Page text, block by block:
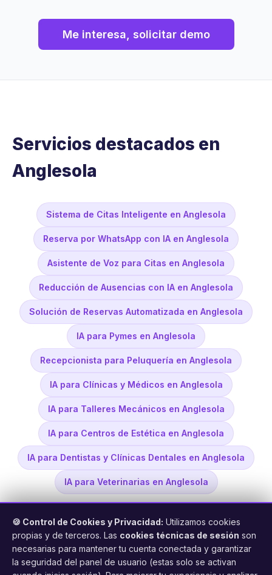
Me interesa, solicitar demo
Servicios destacados en
Anglesola
Sistema de Citas Inteligente en Anglesola
Reserva por WhatsApp con IA en Anglesola
Asistente de Voz para Citas en Anglesola
Reducción de Ausencias con IA en Anglesola
Solución de Reservas Automatizada en Anglesola
IA para Pymes en Anglesola
Recepcionista para Peluquería en Anglesola
IA para Clínicas y Médicos en Anglesola
IA para Talleres Mecánicos en Anglesola
IA para Centros de Estética en Anglesola
IA para Dentistas y Clínicas Dentales en Anglesola
IA para Veterinarias en Anglesola
🍪 Control de Cookies y Privacidad: Utilizamos cookies
propias y de terceros. Las cookies técnicas de sesión son
necesarias para mantener tu cuenta conectada y garantizar
la seguridad del panel de usuario (estas solo se activan